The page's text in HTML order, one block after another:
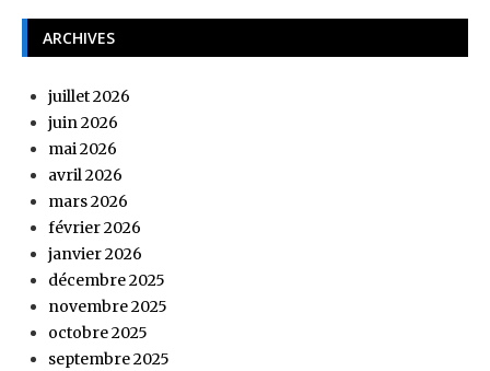
ARCHIVES
juillet 2026
juin 2026
mai 2026
avril 2026
mars 2026
février 2026
janvier 2026
décembre 2025
novembre 2025
octobre 2025
septembre 2025